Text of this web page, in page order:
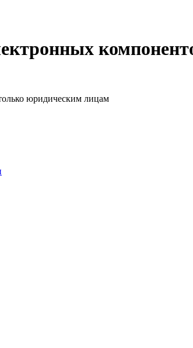
юридическим лицам